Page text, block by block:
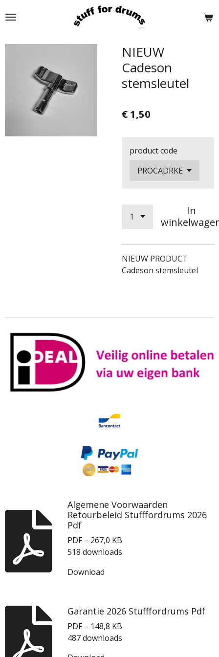
direct
de
NIEUW
Cadeson
stemsleutel
€ 1,50
product code
In
NIEUW PRODUCT
Cadeson stemsleutel
Algemene Voorwaarden
Retourbeleid Stufffordrums 2026
Pdf
PDF – 267,0 KB
518 downloads
Download
Garantie 2026 Stufffordrums Pdf
PDF – 148,8 KB
487 downloads